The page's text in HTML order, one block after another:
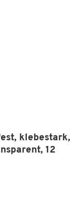
klebestark,
12